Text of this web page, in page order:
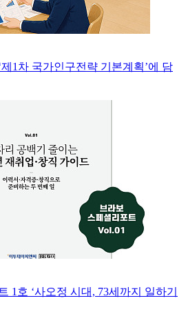
1차 국가인구전략 기본계획’에 담
1호 ‘사오정 시대, 73세까지 일하기